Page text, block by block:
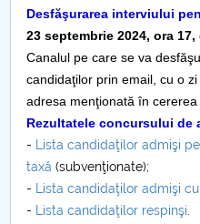
Chestionar angajabilitate
CAR2026
MENIU CANTINA
Admitere 2022
Admitere 2023
Desfăşurarea interviului
23 septembrie 2024, ora
Canalul pe care se va
candidaţilor prin email, cu o
adresa menţionată în cererea
Rezultatele concursului de
-
Lista candidaţilor admişi
taxă (subvenţionate);
-
Lista candidaţilor admişi
-
Lista candidaţilor respinşi